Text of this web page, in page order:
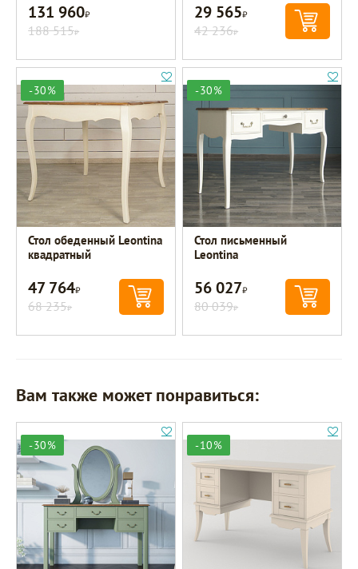
131 960Р
188 515Р
29 565Р
42 236Р
-30%
Стол обеденный Leontina
квадратный
47 764Р
68 235Р
-30%
Стол письменный
Leontina
56 027Р
80 039Р
Вам также может понравиться:
-30% -10%